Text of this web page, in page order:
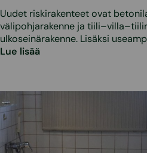
Uudet riskirakenteet ovat
välipohjarakenne ja
ulkoseinärakenne. Lisäksi
Lue lisää